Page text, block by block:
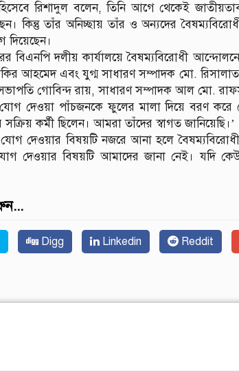
রিশাদুল বলেন, তিনি আগে থেকেই
কিন্তু তাঁর অনিচ্ছায় তাঁর ও অন্যদের
দিয়েছেন।
বিএনপি দলীয় কার্যালয়ে বৈষম্যবিরোধী
আহমেদ এবং যুগ্ম সাধারণ সম্পাদক মো.
গোবিন্দ রায়, সাধারণ সম্পাদক আল মো.
যোগ দেওয়া পাঁচজনকে ফুলের মালা দিয়ে বরণ করে
কর্মী ছিলেন। আমরা তাঁদের স্বাগত জানিয়েছি।’
যোগ দেওয়ার বিষয়টি নজরে আনা হলে
যোগ দেওয়ার বিষয়টি আমাদের জানা নেই। যদি
Digg Linkedin Reddit